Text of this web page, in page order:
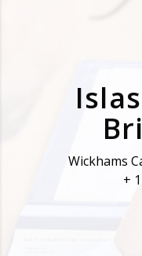
Wickhams
+